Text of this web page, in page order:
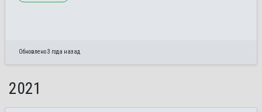
Обновлено 3 года назад
2021